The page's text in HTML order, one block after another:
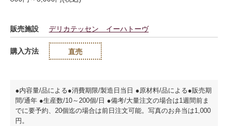
販売施設 デリカテッセン イーハトーヴ
購入方法 直売
●内容量/品による●消費期限/製造日当日 ●原材料/品による●販売期
間/通年 ●生産数/10～200個/日 ●備考/大量注文の場合は1週間前ま
でに要予約、20個迄の場合は前日注文可能。写真のお弁当は1,000
円。